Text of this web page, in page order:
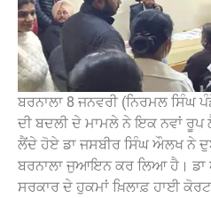
ਬਰਨਾਲਾ 8 ਜਨਵਰੀ (ਨਿਰਮਲ ਸਿੰਘ
ਦੀ ਬਦਲੀ ਦੇ ਮਾਮਲੇ ਨੇ ਇਕ ਨਵਾਂ
ਲੈਂਦੇ ਹੋਏ ਡਾ ਜਸਬੀਰ ਸਿੰਘ ਔਲਖ ਨੇ
ਬਰਨਾਲਾ ਜੁਆਇਨ ਕਰ ਲਿਆ ਹੈ।
ਸਰਕਾਰ ਦੇ ਹੁਕਮਾਂ ਖ਼ਿਲਾਫ਼ ਹਾਈ